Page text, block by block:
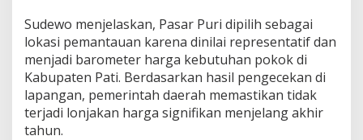
T
u
r
u
n
L
a
Sudewo menjelaskan, Pasar Puri dipilih sebagai
lokasi pemantauan karena dinilai representatif dan
menjadi barometer harga kebutuhan pokok di
Kabupaten Pati. Berdasarkan hasil pengecekan di
lapangan, pemerintah daerah memastikan tidak
terjadi lonjakan harga signifikan menjelang akhir
tahun.